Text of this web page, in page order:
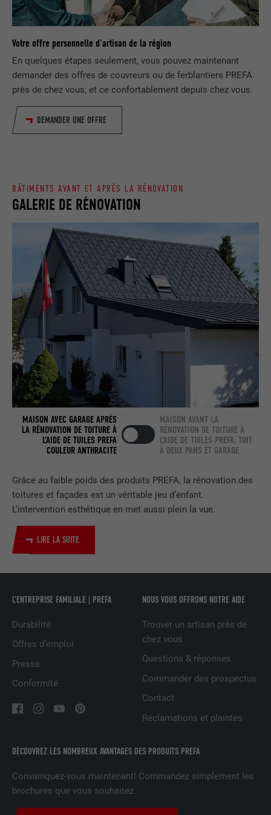
Votre offre personnelle d'artisan de la région
En quelques étapes seulement, vous pouvez maintenant
demander des offres de couvreurs ou de ferblantiers PREFA
près de chez vous, et ce confortablement depuis chez vous.
DEMANDER UNE OFFRE
Grâce au faible poids des produits PREFA, la rénovation des
toitures et façades est un véritable jeu d’enfant.
L’intervention esthétique en met aussi plein la vue.
LIRE LA SUITE
GALERIE DE RÉNOVATION
BÂTIMENTS AVANT ET APRÈS LA RÉNOVATION
MAISON AVEC GARAGE APRÈS
LA RÉNOVATION DE TOITURE À
L’AIDE DE TUILES PREFA
COULEUR ANTHRACITE
MAISON AVANT LA
RÉNOVATION DE TOITURE À
L’AIDE DE TUILES PREFA, TOIT
À DEUX PANS ET GARAGE
DÉCOUVREZ LES NOMBREUX AVANTAGES DES PRODUITS PREFA
Convainquez-vous maintenant! Commandez simplement les
brochures que vous souhaitez.
L’ENTREPRISE FAMILIALE | PREFA
Durabilité
Offres d’emploi
Presse
Conformité
NOUS VOUS OFFRONS NOTRE AIDE
Trouver un artisan près de
chez vous
Questions & réponses
Commander des prospectus
Contact
Réclamations et plaintes
FOURNISSEUR Google Optimize
UTILITÉ
Est placé afin de tester si le navigateur
autorise l'utilisation de cookies. Ne
contient aucun élément d'identification.
NOM lang
FOURNISSEUR
EXPIRATION Session
UTILITÉ
Utilisé par LinkedIn lorsqu'un site
Internet contient une fenêtre « Suivez-
nous » intégrée.
FOURNISSEUR LinkedIn
EXPIRATION
UTILITÉ
Utilisé par le service de réseau social
LinkedIn pour suivre l'utilisation de
services intégrés.
FOURNISSEUR
EXPIRATION 2 ans
UTILITÉ
Utilisé par le service de réseau social
LinkedIn pour suivre l'utilisation de
services intégrés
FOURNISSEUR
EXPIRATION
UTILITÉ
l'utilisateur.
FOURNISSEUR
Utilisé par le service de réseau social
services intégrés
NOM lissc